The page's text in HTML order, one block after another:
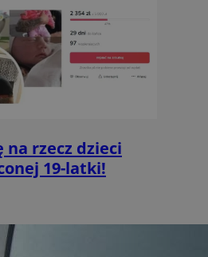
rzecz dzieci
19-latki!